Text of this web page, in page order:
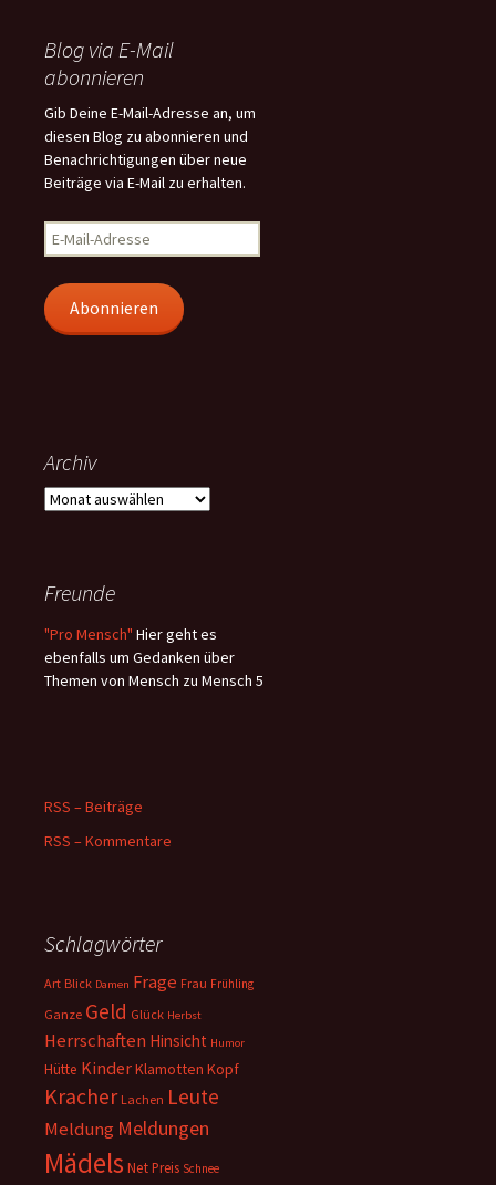
Blog via E-Mail
abonnieren
Gib Deine E-Mail-Adresse an, um
diesen Blog zu abonnieren und
Benachrichtigungen über neue
Beiträge via E-Mail zu erhalten.
E-
Mail-
Abonnieren
Archiv
Archiv
Freunde
"Pro Mensch" Hier geht es
ebenfalls um Gedanken über
Themen von Mensch zu Mensch 5
RSS – Beiträge
RSS – Kommentare
Schlagwörter
Art Blick Damen Frage Frau Frühling
Ganze Geld Glück Herbst
Herrschaften Hinsicht Humor
Hütte KinderKlamotten Kopf
Kracher Lachen Leute
Meldung Meldungen
Mädels NetPreis Schnee